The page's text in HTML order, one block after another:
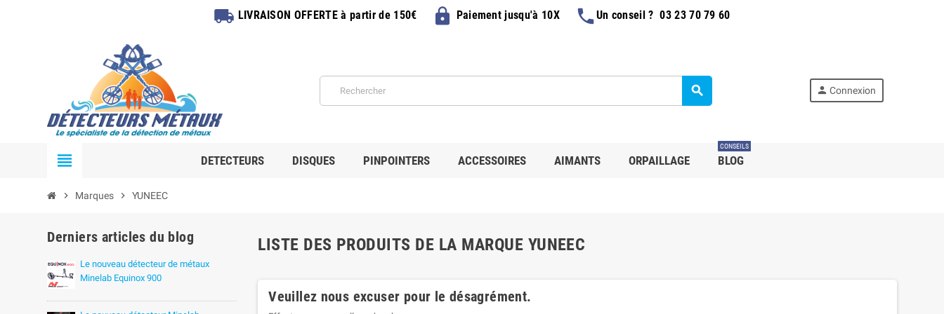
local_shipping LIVRAISON OFFERTEà partir de 150€ lockPaiement jusqu'à 10X phoneUn conseil ? 03 23 70 79 60
search person Connexion
view_headline DETECTEURS DISQUES PINPOINTERS ACCESSOIRES AIMANTS ORPAILLAGE BLOG
CONSEILS
chevron_right Marques chevron_right YUNEEC
Derniers articles du blog
Le nouveau détecteur de métaux
Minelab Equinox 900
LISTE DES PRODUITS DE LA MARQUE YUNEEC
Veuillez nous excuser pour le désagrément.